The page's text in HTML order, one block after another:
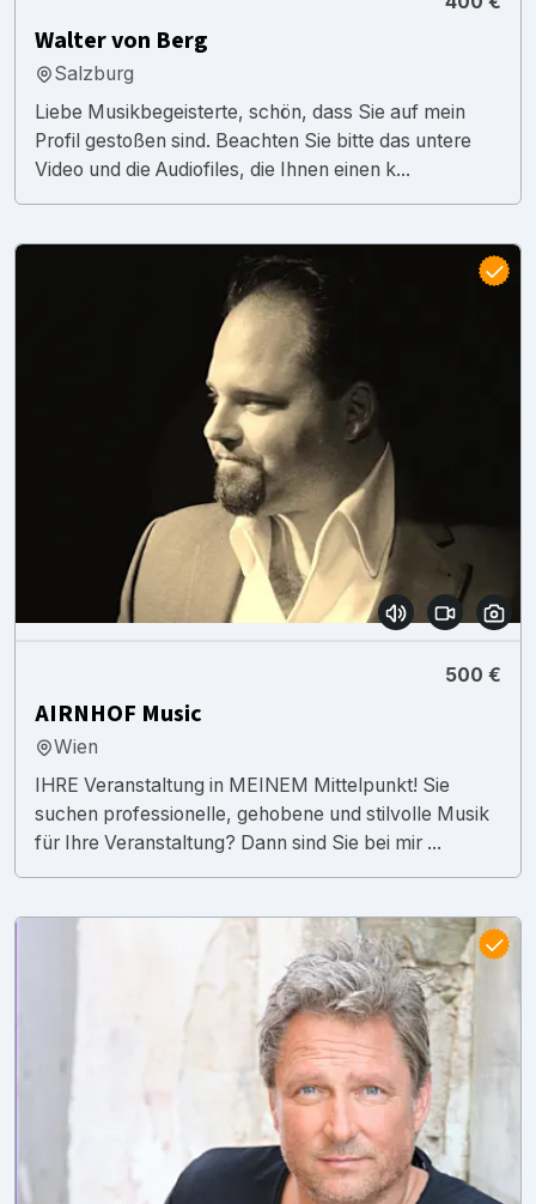
Walter von Berg
Salzburg
Liebe Musikbegeisterte, schön, dass Sie auf mein
Profil gestoßen sind. Beachten Sie bitte das untere
Video und die Audiofiles, die Ihnen einen k...
500 €
AIRNHOF Music
Wien
IHRE Veranstaltung in MEINEM Mittelpunkt! Sie
suchen professionelle, gehobene und stilvolle Musik
für Ihre Veranstaltung? Dann sind Sie bei mir ...